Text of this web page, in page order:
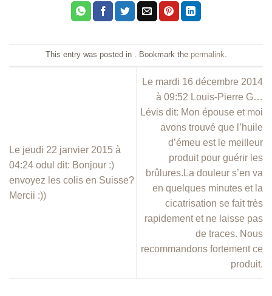
This entry was posted in . Bookmark the permalink
Le jeudi 22 janvier 2015 à
04:24 odul dit: Bonjour :)
envoyez les colis en Suisse?
Mercii :))
Le mardi 16 décembre 2014
à 09:52 Louis-Pierre G…
Lévis dit: Mon épouse et moi
avons trouvé que l’huile
d’émeu est le meilleur
produit pour guérir les
brûlures.La douleur s’en va
en quelques minutes et la
cicatrisation se fait très
rapidement et ne laisse pas
de traces. Nous
recommandons fortement ce
produit.